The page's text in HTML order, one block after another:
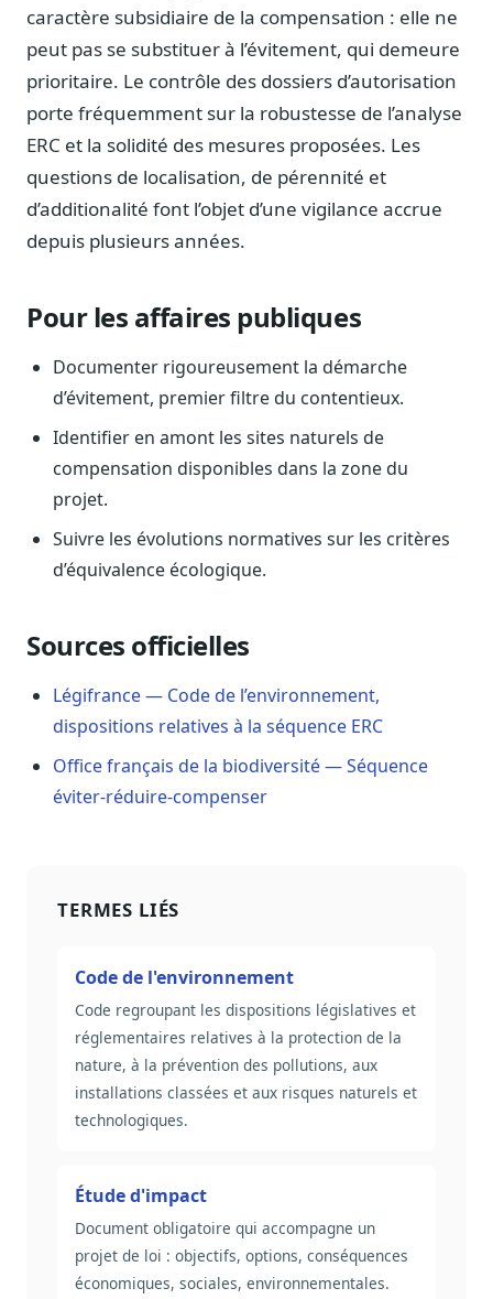
Sources couvertes
23 flux indexés
Nouveautés produit
Le changelog mensuel
Ils utilisent Legiwatch
Public Sénat, ONG, cabinets
Qui sommes-nous
Méthode, valeurs et équipe
Hébergement européen, RGPD
Presse
caractère subsidiaire de la compensation : elle ne
peut pas se substituer à l’évitement, qui demeure
prioritaire. Le contrôle des dossiers d’autorisation
porte fréquemment sur la robustesse de l’analyse
ERC et la solidité des mesures proposées. Les
questions de localisation, de pérennité et
d’additionalité font l’objet d’une vigilance accrue
depuis plusieurs années.
Pour les affaires publiques
Documenter rigoureusement la démarche
d’évitement, premier filtre du contentieux.
Identifier en amont les sites naturels de
compensation disponibles dans la zone du
projet.
Suivre les évolutions normatives sur les critères
d’équivalence écologique.
Sources officielles
Légifrance — Code de l’environnement,
dispositions relatives à la séquence ERC
Office français de la biodiversité — Séquence
éviter-réduire-compenser
TERMES LIÉS
Code de l'environnement
Code regroupant les dispositions législatives et
réglementaires relatives à la protection de la
nature, à la prévention des pollutions, aux
installations classées et aux risques naturels et
technologiques.
Étude d'impact
Document obligatoire qui accompagne un
projet de loi : objectifs, options, conséquences
économiques, sociales, environnementales.